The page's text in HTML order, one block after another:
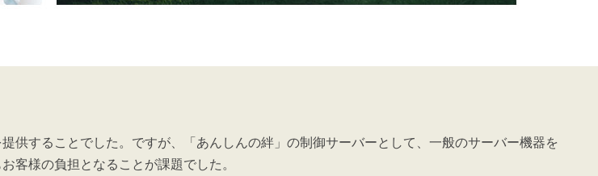
供することでした。ですが、「あんしんの絆」の制御サーバーとして、一般のサーバー機器を
客様の負担となることが課題でした。